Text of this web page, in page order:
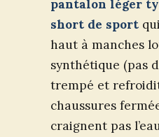
pantalon léger
short de sport
haut à manches
synthétique (pas
trempé et
chaussures
craignent pas